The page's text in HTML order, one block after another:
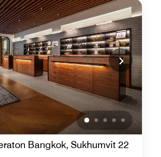
Bangkok, Sukhumvit 22